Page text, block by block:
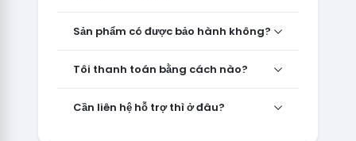
Sản phẩm có được bảo hành không?
Tôi thanh toán bằng cách nào?
Cần liên hệ hỗ trợ thì ở đâu?